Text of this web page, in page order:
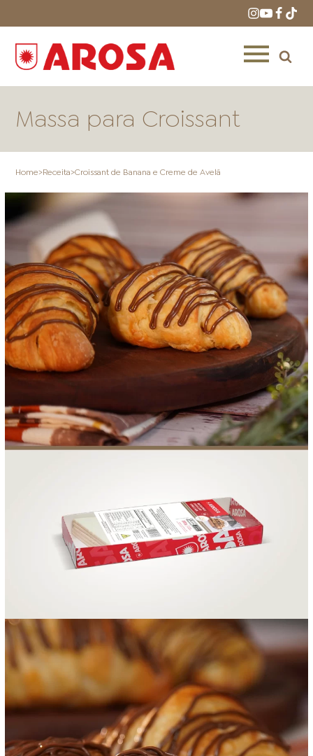
ONDE COMPRAR LOJAS AROSA
DISTRIBUIDORES E
REPRESENTANTES
FOOD SERVICE AGENDA DE CURSOS
SAC ACESSO PARA PARCEIROS
Massa para Croissant
Home>Receita>Croissant de Banana e Creme de Avelã